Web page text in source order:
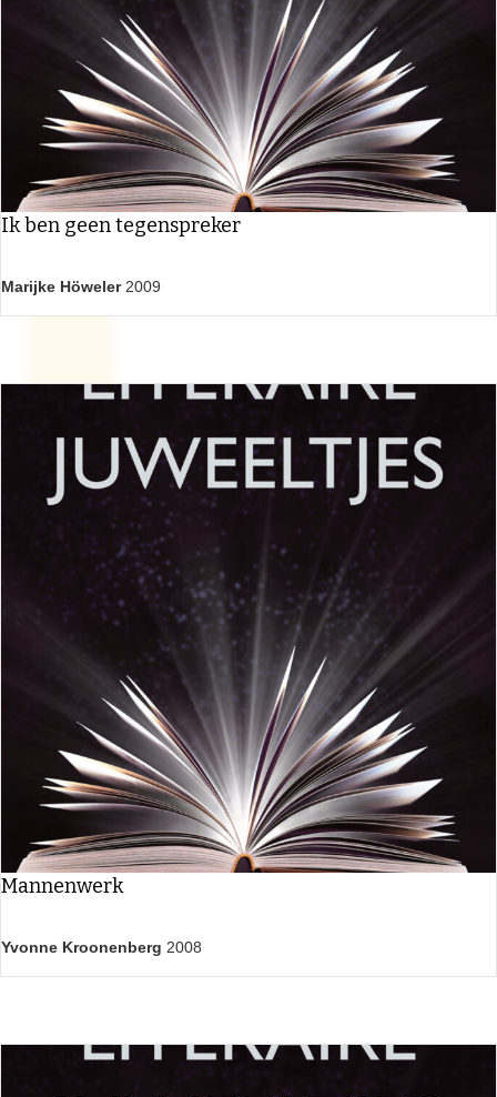
Ik ben geen tegenspreker
Marijke Höweler2009
Mannenwerk
Yvonne Kroonenberg 2008